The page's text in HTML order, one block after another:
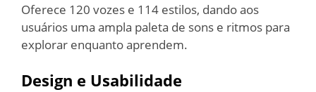
Oferece 120 vozes e 114 estilos, dando aos
usuários uma ampla paleta de sons e ritmos para
explorar enquanto aprendem.
Design e Usabilidade